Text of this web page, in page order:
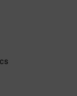
/
x M.2 NVMe